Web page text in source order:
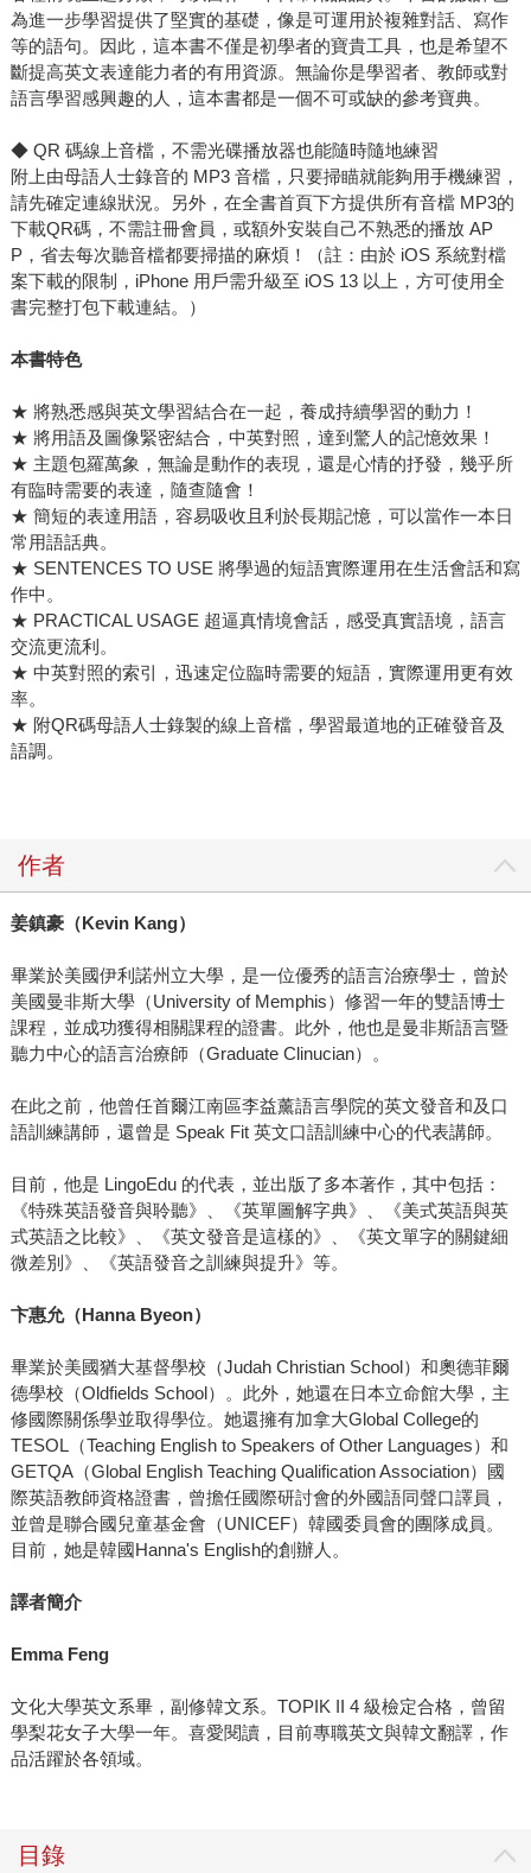
為進一步學習提供了堅實的基礎，像是可運用於複雜對話、寫作
等的語句。因此，這本書不僅是初學者的寶貴工具，也是希望不
斷提高英文表達能力者的有用資源。無論你是學習者、教師或對
語言學習感興趣的人，這本書都是一個不可或缺的參考寶典。
◆ QR 碼線上音檔，不需光碟播放器也能隨時隨地練習
附上由母語人士錄音的 MP3 音檔，只要掃瞄就能夠用手機練習，
請先確定連線狀況。另外，在全書首頁下方提供所有音檔 MP3的
下載QR碼，不需註冊會員，或額外安裝自己不熟悉的播放 AP
P，省去每次聽音檔都要掃描的麻煩！（註：由於 iOS 系統對檔
案下載的限制，iPhone 用戶需升級至 iOS 13 以上，方可使用全
書完整打包下載連結。）
本書特色
★ 將熟悉感與英文學習結合在一起，養成持續學習的動力！
★ 將用語及圖像緊密結合，中英對照，達到驚人的記憶效果！
★ 主題包羅萬象，無論是動作的表現，還是心情的抒發，幾乎所
有臨時需要的表達，隨查隨會！
★ 簡短的表達用語，容易吸收且利於長期記憶，可以當作一本日
常用語話典。
★ SENTENCES TO USE 將學過的短語實際運用在生活會話和寫
作中。
★ PRACTICAL USAGE 超逼真情境會話，感受真實語境，語言
交流更流利。
★ 中英對照的索引，迅速定位臨時需要的短語，實際運用更有效
率。
★ 附QR碼母語人士錄製的線上音檔，學習最道地的正確發音及
語調。
作者
姜鎮豪（Kevin Kang）
畢業於美國伊利諾州立大學，是一位優秀的語言治療學士，曾於
美國曼非斯大學（University of Memphis）修習一年的雙語博士
課程，並成功獲得相關課程的證書。此外，他也是曼非斯語言暨
聽力中心的語言治療師（Graduate Clinucian）。
在此之前，他曾任首爾江南區李益薰語言學院的英文發音和及口
語訓練講師，還曾是 Speak Fit 英文口語訓練中心的代表講師。
目前，他是 LingoEdu 的代表，並出版了多本著作，其中包括：
《特殊英語發音與聆聽》、《英單圖解字典》、《美式英語與英
式英語之比較》、《英文發音是這樣的》、《英文單字的關鍵細
微差別》、《英語發音之訓練與提升》等。
卞惠允（Hanna Byeon）
畢業於美國猶大基督學校（Judah Christian School）和奧德菲爾
德學校（Oldfields School）。此外，她還在日本立命館大學，主
修國際關係學並取得學位。她還擁有加拿大Global College的
TESOL（Teaching English to Speakers of Other Languages）和
GETQA（Global English Teaching Qualification Association）國
際英語教師資格證書，曾擔任國際研討會的外國語同聲口譯員，
並曾是聯合國兒童基金會（UNICEF）韓國委員會的團隊成員。
目前，她是韓國Hanna's English的創辦人。
譯者簡介
Emma Feng
文化大學英文系畢，副修韓文系。TOPIK II 4 級檢定合格，曾留
學梨花女子大學一年。喜愛閱讀，目前專職英文與韓文翻譯，作
品活躍於各領域。
目錄